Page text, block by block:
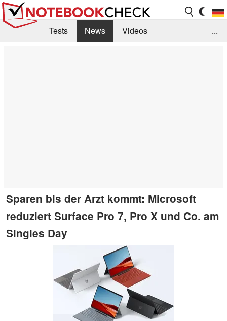
Tests News
Videos
...
Sparen bis der Arzt kommt: Microsoft
reduziert Surface Pro 7, Pro X und Co. am
Singles Day